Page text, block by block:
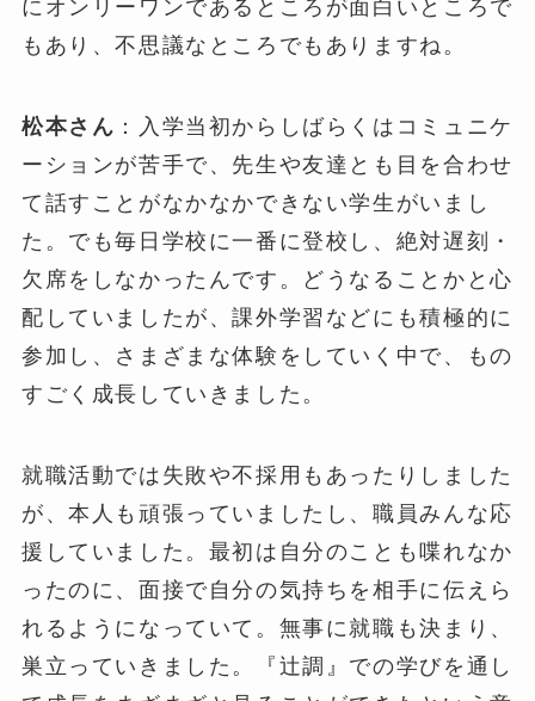
にオンリーワンであるところが面白いところで
もあり、不思議なところでもありますね。
松本さん ：入学当初からしばらくはコミュニケ
ーションが苦手で、先生や友達とも目を合わせ
て話すことがなかなかできない学生がいまし
た。でも毎日学校に一番に登校し、絶対遅刻・
欠席をしなかったんです。どうなることかと心
配していましたが、課外学習などにも積極的に
参加し、さまざまな体験をしていく中で、もの
すごく成長していきました。
就職活動では失敗や不採用もあったりしました
が、本人も頑張っていましたし、職員みんな応
援していました。最初は自分のことも喋れなか
ったのに、面接で自分の気持ちを相手に伝えら
れるようになっていて。無事に就職も決まり、
巣立っていきました。『辻調』での学びを通し